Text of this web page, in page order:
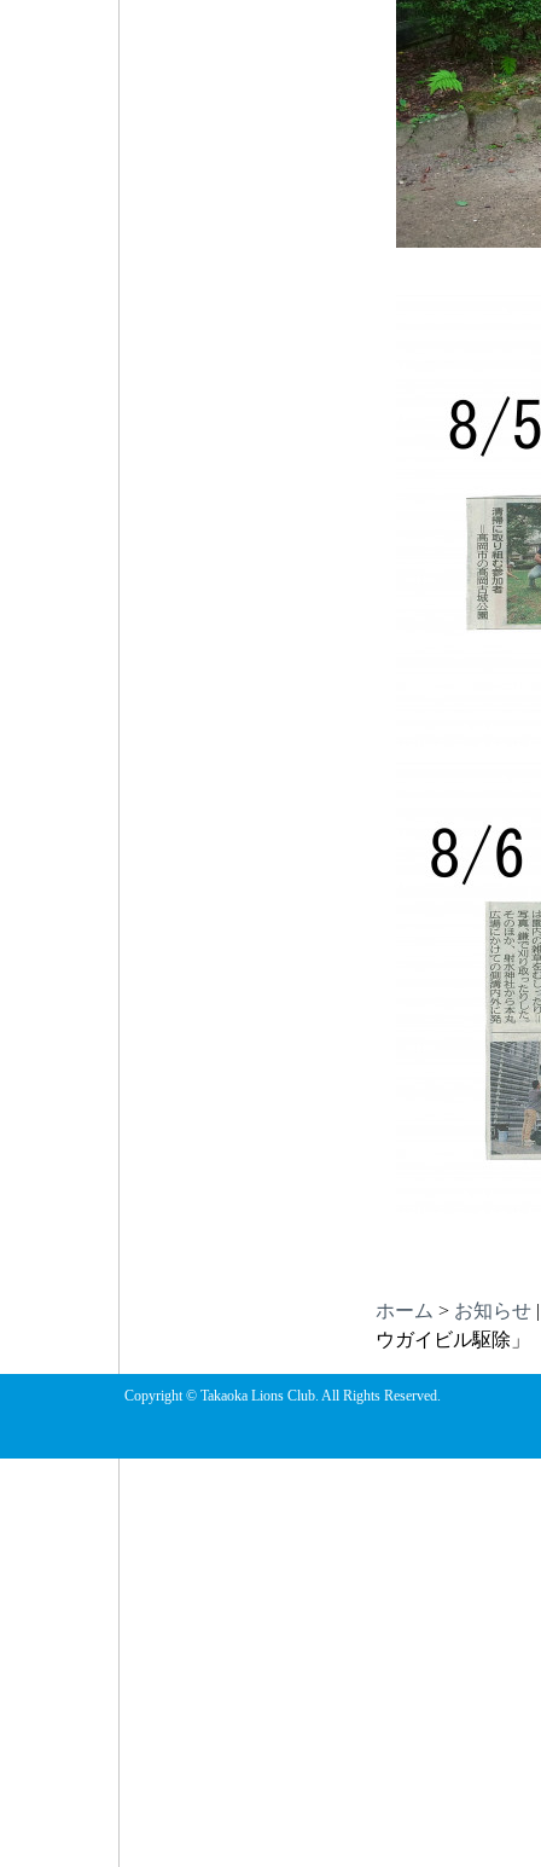
ホーム > お知らせ
ウガイビル駆除」
Copyright © Takaoka Lions Club. All Rights Reserved.